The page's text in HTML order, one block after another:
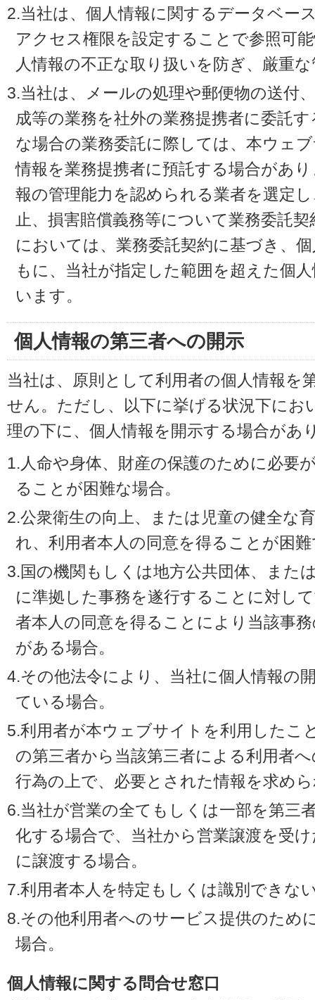
2.当社は、個人情報に関するデータベー
アクセス権限を設定することで参照可
人情報の不正な取り扱いを防ぎ、厳重
3.当社は、メールの処理や郵便物の送付
成等の業務を社外の業務提携者に委託
な場合の業務委託に際しては、本ウェ
情報を業務提携者に預託する場合があ
報の管理能力を認められる業者を選定
止、損害賠償義務等について業務委託
においては、業務委託契約に基づき、
もに、当社が指定した範囲を超えた個
います。
個人情報の第三者への開示
当社は、原則として利用者の個人情報を
せん。ただし、以下に挙げる状況下にお
理の下に、個人情報を開示する場合があ
1.人命や身体、財産の保護のために必要
ることが困難な場合。
2.公衆衛生の向上、または児童の健全な
れ、利用者本人の同意を得ることが困
3.国の機関もしくは地方公共団体、また
に準拠した事務を遂行することに対し
者本人の同意を得ることにより当該事
がある場合。
4.その他法令により、当社に個人情報の
ている場合。
5.利用者が本ウェブサイトを利用したこ
の第三者から当該第三者による利用者
行為の上で、必要とされた情報を求め
6.当社が営業の全てもしくは一部を第三
化する場合で、当社から営業譲渡を受
に譲渡する場合。
7.利用者本人を特定もしくは識別できな
8.その他利用者へのサービス提供のため
場合。
個人情報に関する問合せ窓口